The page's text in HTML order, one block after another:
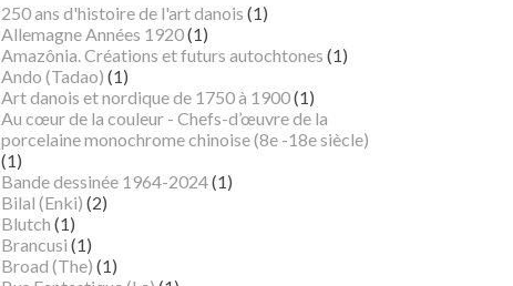
250 ans d'histoire de l'art danois (1)
Allemagne Années 1920(1)
Amazônia. Créations et futurs autochtones (1)
Ando (Tadao) (1)
Art danois et nordique de 1750 à 1900(1)
Au cœur de la couleur - Chefs-d’œuvre de la
porcelaine monochrome chinoise (8e -18e siècle)
(1)
Bande dessinée 1964-2024(1)
Bilal (Enki) (2)
Blutch (1)
Brancusi (1)
Broad (The) (1)